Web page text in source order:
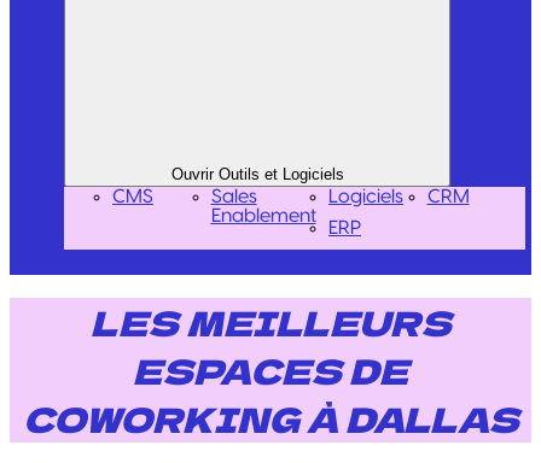
Ouvrir Outils et Logiciels
CMS
Sales
Enablement
Logiciels
CRM
ERP
LES MEILLEURS
ESPACES DE
COWORKING À DALLAS